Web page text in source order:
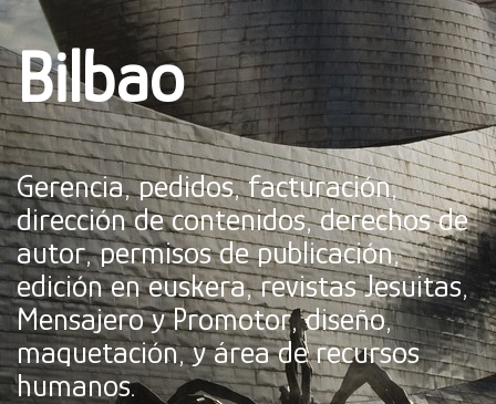
Bilbao
Gerencia, pedidos, facturación,
dirección de contenidos, derechos de
autor, permisos de publicación,
edición en euskera, revistas Jesuitas,
Mensajero y Promotor, diseño,
maquetación, y área de recursos
humanos.